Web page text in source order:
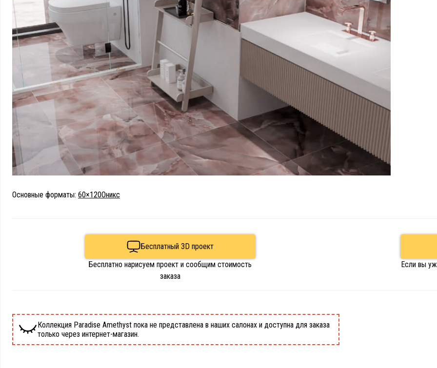
Основные форматы: 60×120Оникс
Бесплатный 3D проект
Бесплатно нарисуем проект и сообщим стоимость
заказа
Если вы
Коллекция Paradise Amethyst пока не представлена в наших салонах и доступна для заказа
только через интернет-магазин.